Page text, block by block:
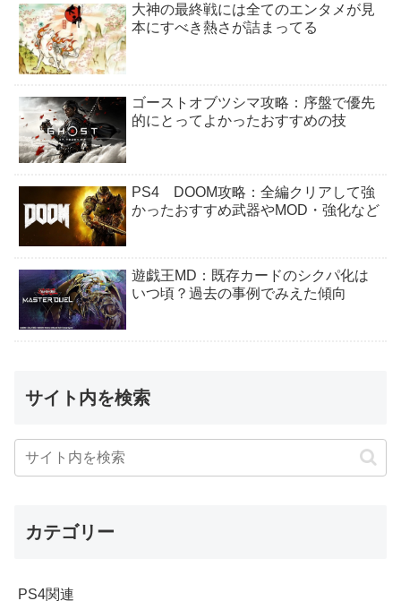
大神の最終戦には全てのエンタメが見
本にすべき熱さが詰まってる
ゴーストオブツシマ攻略：序盤で優先
的にとってよかったおすすめの技
PS4 DOOM攻略：全編クリアして強
かったおすすめ武器やMOD・強化など
遊戯王MD：既存カードのシクパ化は
いつ頃？過去の事例でみえた傾向
サイト内を検索
カテゴリー
PS4関連